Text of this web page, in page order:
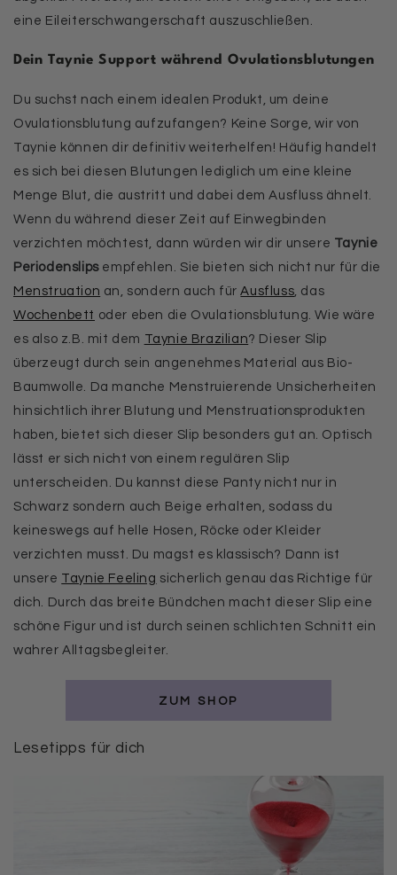
eine Eileiterschwangerschaft auszuschließen.
Dein Taynie Support während Ovulationsblutungen
Du suchst nach einem idealen Produkt, um deine
Ovulationsblutung aufzufangen? Keine Sorge, wir von
Taynie können dir definitiv weiterhelfen! Häufig handelt
es sich bei diesen Blutungen lediglich um eine kleine
Menge Blut, die austritt und dabei dem Ausfluss ähnelt.
Wenn du während dieser Zeit auf Einwegbinden
verzichten möchtest, dann würden wir dir unsere Taynie
Periodenslipsempfehlen. Sie bieten sich nicht nur für die
Menstruation an, sondern auch fürAusfluss, das
Wochenbett oder eben die Ovulationsblutung. Wie wäre
es also z.B. mit dem Taynie Brazilian? Dieser Slip
überzeugt durch sein angenehmes Material aus Bio-
Baumwolle. Da manche Menstruierende Unsicherheiten
hinsichtlich ihrer Blutung und Menstruationsprodukten
haben, bietet sich dieser Slip besonders gut an. Optisch
lässt er sich nicht von einem regulären Slip
unterscheiden. Du kannst diese Panty nicht nur in
Schwarz sondern auch Beige erhalten, sodass du
keineswegs auf helle Hosen, Röcke oder Kleider
verzichten musst. Du magst es klassisch? Dann ist
unsere Taynie Feeling sicherlich genau das Richtige für
dich. Durch das breite Bündchen macht dieser Slip eine
schöne Figur und ist durch seinen schlichten Schnitt ein
wahrer Alltagsbegleiter.
ZUM SHOP
Lesetipps für dich